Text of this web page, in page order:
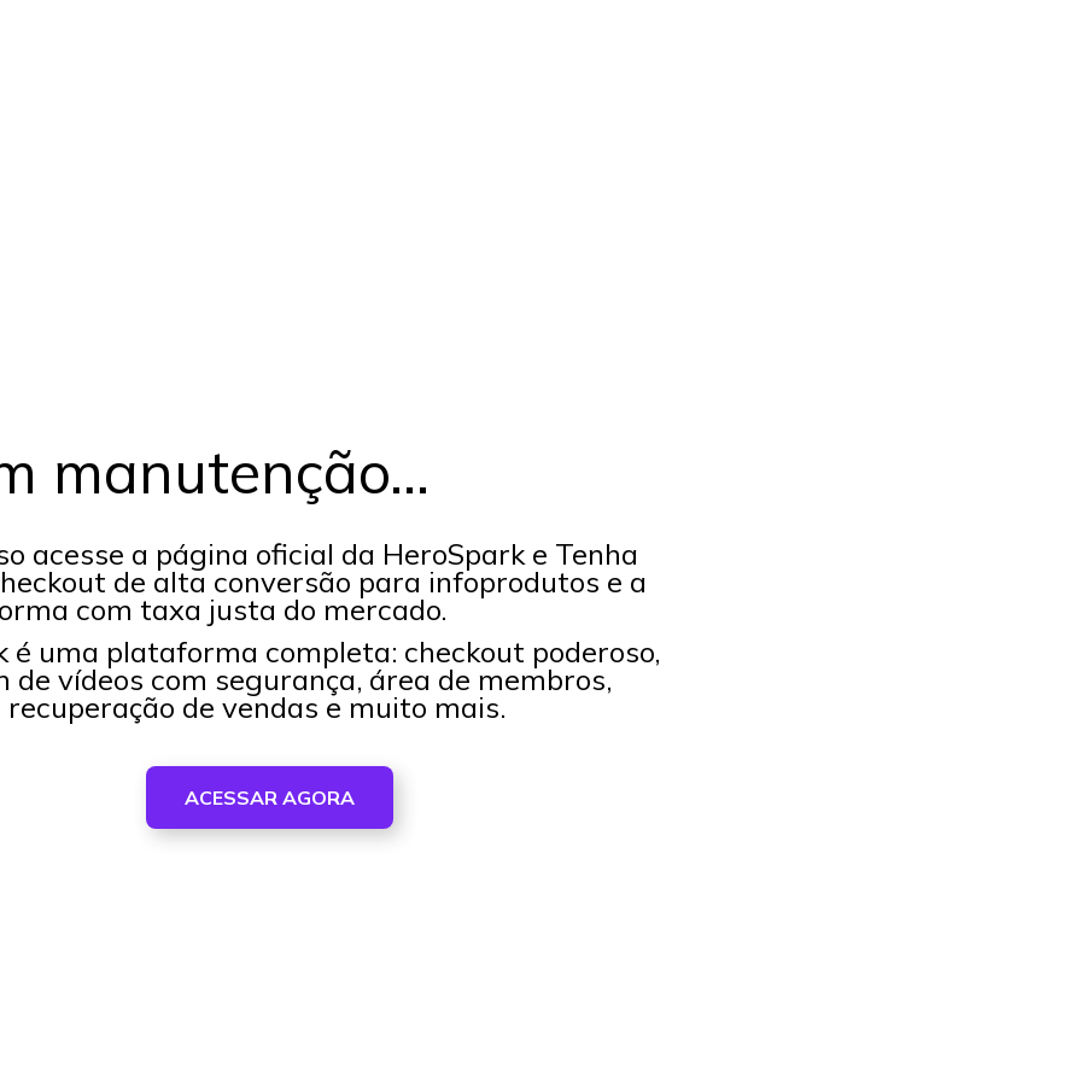
manutenção…
acesse a página oficial da HeroSpark e Tenha
de alta conversão para infoprodutos e a
com taxa justa do mercado.
é uma plataforma completa: checkout poderoso,
de vídeos com segurança, área de membros,
de vendas e muito mais.
ACESSAR AGORA